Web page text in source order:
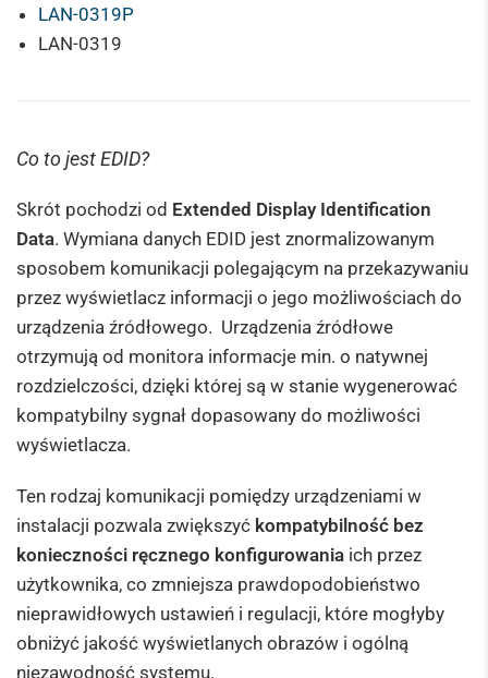
LAN-0319P
LAN-0319
Co to jest EDID?
Skrót pochodzi od Extended Display Identification
Data. Wymiana danych EDID jest znormalizowanym
sposobem komunikacji polegającym na przekazywaniu
przez wyświetlacz informacji o jego możliwościach do
urządzenia źródłowego. Urządzenia źródłowe
otrzymują od monitora informacje min. o natywnej
rozdzielczości, dzięki której są w stanie wygenerować
kompatybilny sygnał dopasowany do możliwości
wyświetlacza.
Ten rodzaj komunikacji pomiędzy urządzeniami w
instalacji pozwala zwiększyć kompatybilność bez
konieczności ręcznego konfigurowania ich przez
użytkownika, co zmniejsza prawdopodobieństwo
nieprawidłowych ustawień i regulacji, które mogłyby
obniżyć jakość wyświetlanych obrazów i ogólną
niezawodność systemu.